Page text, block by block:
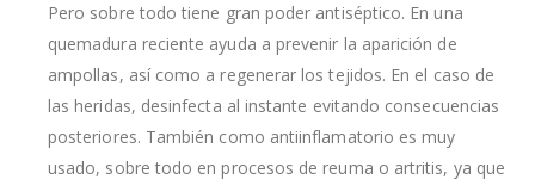
Pero sobre todo tiene gran poder antiséptico. En una
quemadura reciente ayuda a prevenir la aparición de
ampollas, así como a regenerar los tejidos. En el caso de
las heridas, desinfecta al instante evitando consecuencias
posteriores. También como antiinflamatorio es muy
usado, sobre todo en procesos de reuma o artritis, ya que